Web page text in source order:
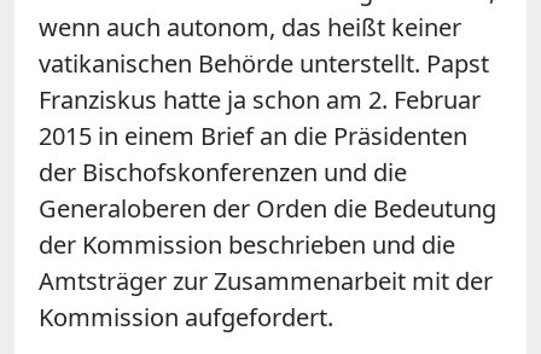
wenn auch autonom, das heißt keiner
vatikanischen Behörde unterstellt. Papst
Franziskus hatte ja schon am 2. Februar
2015 in einem Brief an die Präsidenten
der Bischofskonferenzen und die
Generaloberen der Orden die Bedeutung
der Kommission beschrieben und die
Amtsträger zur Zusammenarbeit mit der
Kommission aufgefordert.